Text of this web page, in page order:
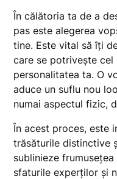
În călătoria ta de a
pas este alegerea
tine. Este vital să îți
care se potrivește
personalitatea ta. O
aduce un suflu nou
numai aspectul fizic,
În acest proces, este
trăsăturile distinctive
sublinieze
sfaturile experților și